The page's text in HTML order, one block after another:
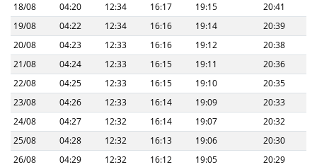
18/08
04:20 12:34 16:17 19:15
20:41
19/08
04:22 12:34 16:16 19:14
20:39
20/08
04:23 12:33 16:16 19:12
20:38
21/08
04:24 12:33 16:15 19:11
20:36
22/08
04:25 12:33 16:15 19:10
20:35
23/08
04:26 12:33 16:14 19:09
20:33
24/08
04:27 12:32 16:14 19:07
20:32
25/08
04:28 12:32 16:13 19:06
20:30
26/08
04:29 12:32 16:12 19:05
20:29